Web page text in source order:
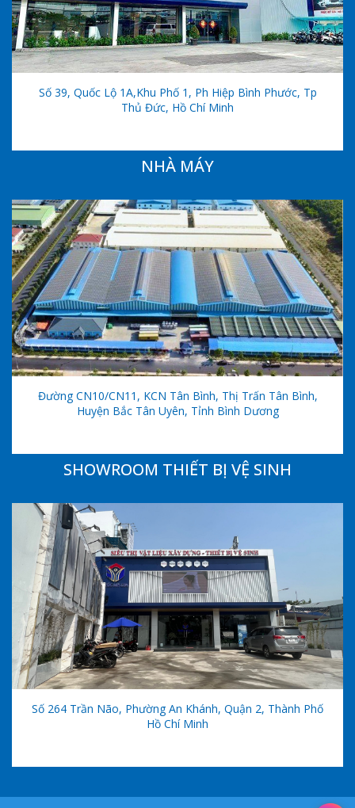
Số 39, Quốc Lộ 1A,khu Phố 1, Ph Hiệp Bình Phước, Tp
Thủ Đức, Hồ Chí Minh
NHÀ MÁY
Đường CN10/CN11, KCN Tân Bình, Thị Trấn Tân Bình,
Huyện Bắc Tân Uyên, Tỉnh Bình Dương
SHOWROOM THIẾT BỊ VỆ SINH
Số 264 Trần Não, Phường An Khánh, Quận 2, Thành Phố
Hồ Chí Minh